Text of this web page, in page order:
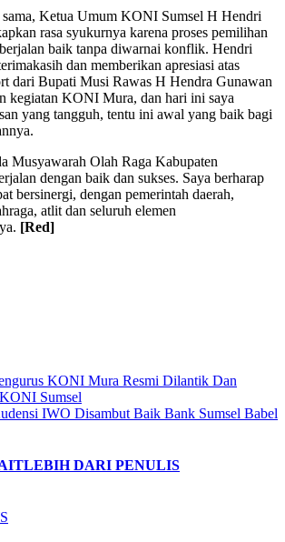
sama, Ketua Umum KONI Sumsel H Hendri
rasa syukurnya karena proses pemilihan
baik tanpa diwarnai konflik. Hendri
dan memberikan apresiasi atas
dari Bupati Musi Rawas H Hendra Gunawan
kegiatan KONI Mura, dan hari ini saya
yang tangguh, tentu ini awal yang baik bagi
Musyawarah Olah Raga Kabupaten
dengan baik dan sukses. Saya berharap
bersinergi, dengan pemerintah daerah,
atlit dan seluruh elemen
[Red]
KONI Mura Resmi Dilantik Dan
Sumsel
IWO Disambut Baik Bank Sumsel Babel
LEBIH DARI PENULIS